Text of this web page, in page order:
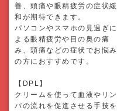
善、頭痛や眼精疲労の症状緩
和が期待できます。
パソコンやスマホの見過ぎに
よる眼精疲労や目の奥の痛
み、頭痛などの症状でお悩み
の方におすすめです。
【DPL】
クリームを使って血液やリン
パの流れを促進させる手技を